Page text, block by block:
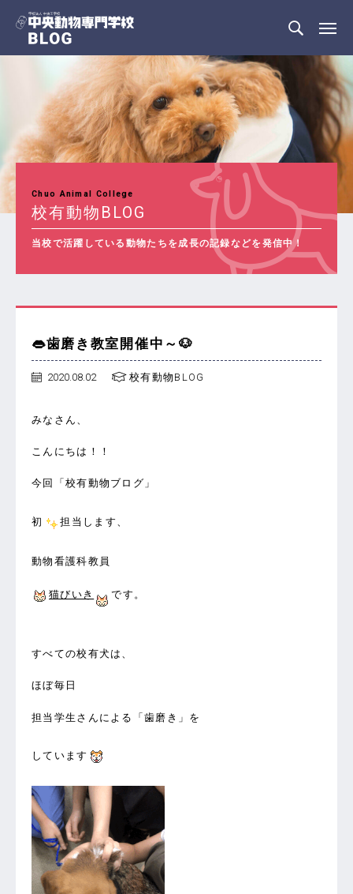
Chuo Animal College
校有動物BLOG
当校で活躍している動物たちを成長の記録などを発信中！
👄歯磨き教室開催中～🐶
2020.08.02 校有動物BLOG
みなさん、
こんにちは！！
今回「校有動物ブログ」
初 担当します、
動物看護科教員
猫びいき です。
すべての校有犬は、
ほぼ毎日
担当学生さんによる「歯磨き」を
しています